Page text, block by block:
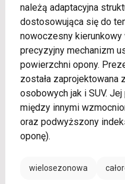
należą adaptacyjna
dostosowująca się do
nowoczesny
precyzyjny mechanizm
powierzchni opony.
została zaprojektowana
osobowych jak i SUV.
między innymi
oraz podwyższony
oponę).
wielosezonowa